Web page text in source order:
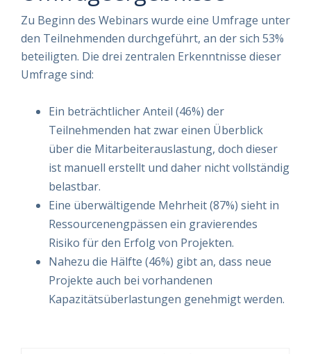
Zu Beginn des Webinars wurde eine Umfrage unter
den Teilnehmenden durchgeführt, an der sich 53%
beteiligten. Die drei zentralen Erkenntnisse dieser
Umfrage sind:
Ein beträchtlicher Anteil (46%) der
Teilnehmenden hat zwar einen Überblick
über die Mitarbeiterauslastung, doch dieser
ist manuell erstellt und daher nicht vollständig
belastbar.
Eine überwältigende Mehrheit (87%) sieht in
Ressourcenengpässen ein gravierendes
Risiko für den Erfolg von Projekten.
Nahezu die Hälfte (46%) gibt an, dass neue
Projekte auch bei vorhandenen
Kapazitätsüberlastungen genehmigt werden.